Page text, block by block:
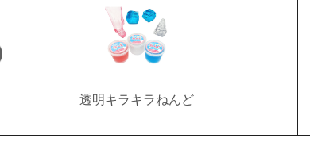
透明キラキラねんど